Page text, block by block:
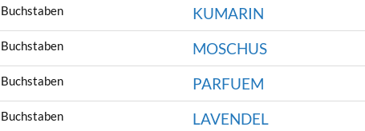
KUMARIN
MOSCHUS
PARFUEM
LAVENDEL